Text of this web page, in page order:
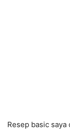
Resep basic